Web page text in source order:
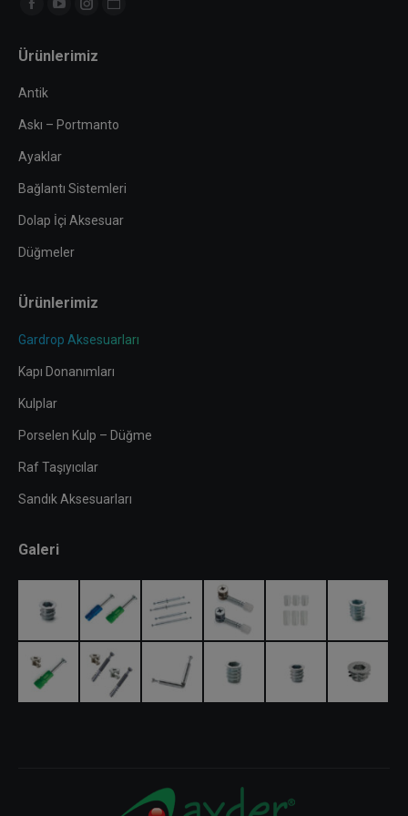
Facebook
opens
in
window
YouTube
opens
window
Instagram
opens
window
Website
window
Ürünlerimiz
Antik
Askı – Portmanto
Ayaklar
Bağlantı Sistemleri
Dolap İçi Aksesuar
Düğmeler
Ürünlerimiz
Gardrop Aksesuarları
Kapı Donanımları
Kulplar
Porselen Kulp – Düğme
Raf Taşıyıcılar
Sandık Aksesuarları
Galeri